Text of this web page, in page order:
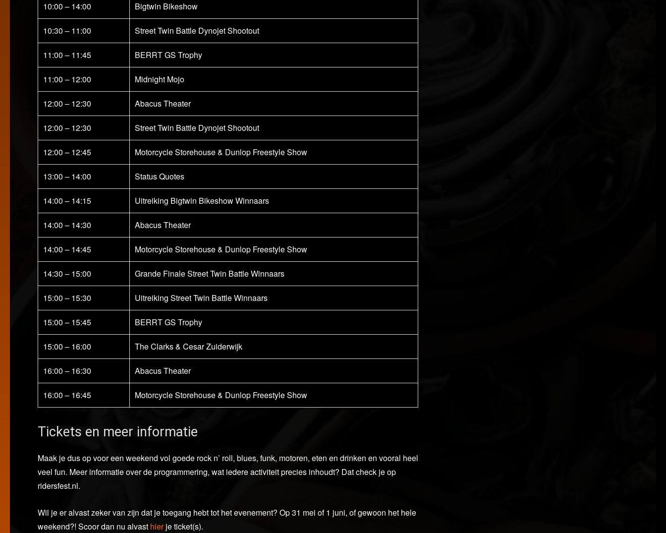
10:00 – 14:00 Bigtwin Bikeshow
10:30 – 11:00 Street Twin Battle Dynojet Shootout
11:00 – 11:45 BERRT GS Trophy
11:00 – 12:00 Midnight Mojo
12:00 – 12:30 Abacus Theater
12:00 – 12:30 Street Twin Battle Dynojet Shootout
12:00 – 12:45 Motorcycle Storehouse & Dunlop Freestyle Show
13:00 – 14:00 Status Quotes
14:00 – 14:15 Uitreiking Bigtwin Bikeshow Winnaars
14:00 – 14:30 Abacus Theater
14:00 – 14:45 Motorcycle Storehouse & Dunlop Freestyle Show
14:30 – 15:00 Grande Finale Street Twin Battle Winnaars
15:00 – 15:30 Uitreiking Street Twin Battle Winnaars
15:00 – 15:45 BERRT GS Trophy
15:00 – 16:00 The Clarks & Cesar Zuiderwijk
16:00 – 16:30 Abacus Theater
16:00 – 16:45 Motorcycle Storehouse & Dunlop Freestyle Show
Tickets en meer informatie
Maak je dus op voor een weekend vol goede rock n’ roll, blues, funk, motoren, eten en drinken en vooral heel
veel fun. Meer informatie over de programmering, wat iedere activiteit precies inhoudt? Dat check je op
ridersfest.nl.
Wil je er alvast zeker van zijn dat je toegang hebt tot het evenement? Op 31 mei of 1 juni, of gewoon het hele
weekend?! Scoor dan nu alvast hierje ticket(s).